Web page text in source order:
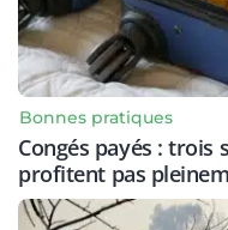
Bonnes pratiques
Congés payés : trois
profitent pas